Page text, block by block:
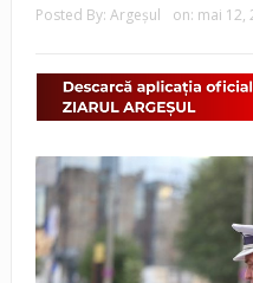
Posted By: Argeşul on: mai 12,